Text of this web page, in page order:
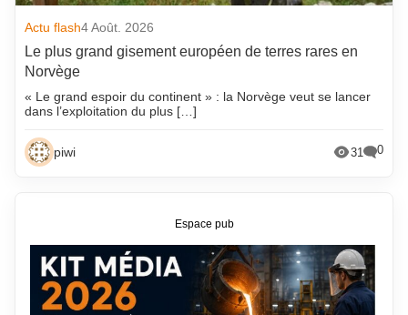
Actu flash4 Août. 2026
Le plus grand gisement européen de terres rares en
Norvège
« Le grand espoir du continent » : la Norvège veut se lancer
dans l’exploitation du plus […]
piwi 31 0
Espace pub